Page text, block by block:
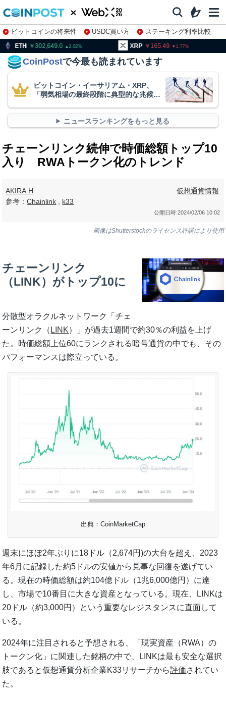
ビットコインの将来性 USDC買い方
ステーキング利率比較
株特集・関連銘柄
2.02 165.49 1.77
CoinPostで今最も読まれています
ビットコイン・イーサリアム・XRP、
「弱気相場の最終段階に典型的な兆候」
ニュースランキングをもっと見る
チェーンリンク続伸で時価総額トップ10
入り RWAトークン化のトレンド
AKIRA.H
参考：Chainlink k33
仮想通貨情報
公開日時:2024/02/06 10:02
画像はShutterstockのライセンス許諾により使用
チェーンリンク
（LINK）がトップ10に
分散型オラクルネットワーク「チェ
ーンリンク（ LINK）」が過去1週間で約30％の利益を上げ
た。時価総額上位60にランクされる暗号通貨の中でも、その
パフォーマンスは際立っている。
出典：CoinMarketCap
週末にほぼ2年ぶりに18ドル（2,674円)の大台を超え、2023
年6月に記録した約5ドルの安値から見事な回復を遂げてい
る。現在の時価総額は約104億ドル（1兆6,000億円）に達
し、市場で10番目に大きな資産となっている。現在、LINKは
20ドル（約3,000円）という重要なレジスタンスに直面して
いる。
2024年に注目されると予想される、「現実資産（RWA）の
トークン化」に関連した銘柄の中で、LINKは最も安全な選択
肢であると仮想通貨分析企業K33リサーチから評価されてい
た。